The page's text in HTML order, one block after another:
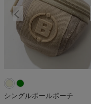
シングルボールポーチ